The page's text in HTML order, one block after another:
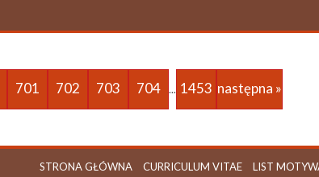
701 702 703 704 ... 1453 następna »
STRONA GŁÓWNA CURRICULUM VITAE LIST